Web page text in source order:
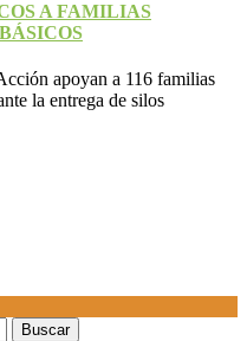
A FAMILIAS
apoyan a 116 familias
la entrega de silos